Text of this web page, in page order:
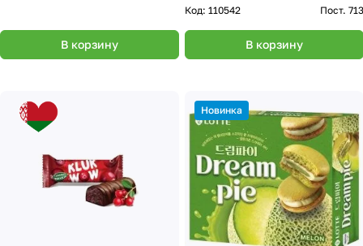
В корзину
Код: 110542 Пост. 713
В корзину
Новинка